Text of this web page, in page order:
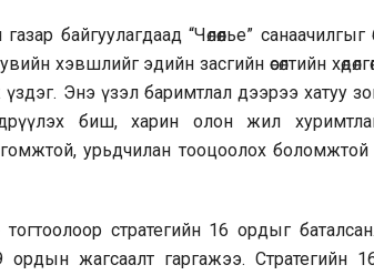
байгуулагдаад “Чөлөөлье”
хэвшлийг эдийн засгийн өсөлтийн
Энэ үзэл баримтлал дээрээ хатуу
биш, харин олон жил
урьдчилан тооцоолох
стратегийн 16 ордыг
ордын жагсаалт гаргажээ. Стратегийн